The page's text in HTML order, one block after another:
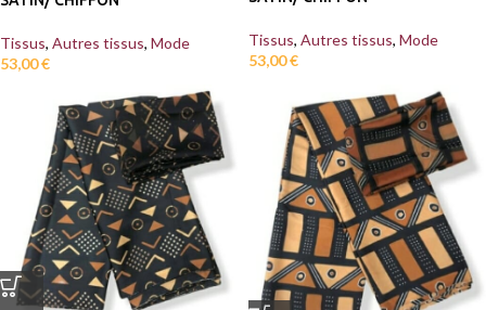
Tissus, Autres tissus, Mode
53,00€
Tissus, Autres tissus, Mode
53,00€